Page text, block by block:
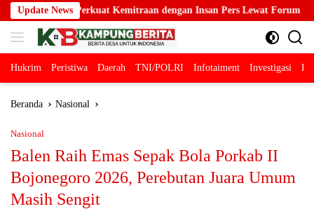
Langsung
ke
konten
Update News
Kemitraan dengan Insan Pers Lewat Forum “Piramida”
Hukrim Peristiwa Daerah TNI/POLRI Infotaiment Investigasi
Beranda Nasional
Nasional
Balen Raih Emas Sepak Bola Porkab II
Bojonegoro 2026, Perebutan Juara Umum
Masih Sengit